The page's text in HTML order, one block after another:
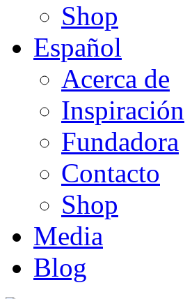
Shop
Español
Acerca de
Inspiración
Fundadora
Contacto
Shop
Media
Blog